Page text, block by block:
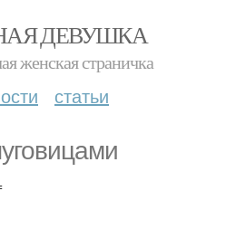
ДЕВУШКА
женская страничка
статьи